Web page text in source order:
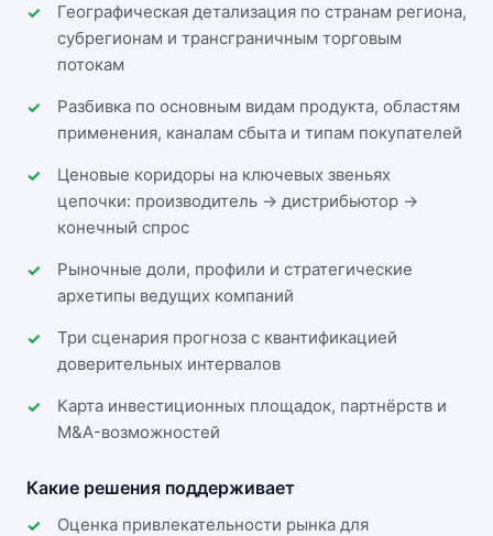
Географическая детализация по странам региона,
субрегионам и трансграничным торговым
потокам
Разбивка по основным видам продукта, областям
применения, каналам сбыта и типам покупателей
Ценовые коридоры на ключевых звеньях
цепочки: производитель → дистрибьютор →
конечный спрос
Рыночные доли, профили и стратегические
архетипы ведущих компаний
Три сценария прогноза с квантификацией
доверительных интервалов
Карта инвестиционных площадок, партнёрств и
M&A-возможностей
Какие решения поддерживает
Оценка привлекательности рынка для